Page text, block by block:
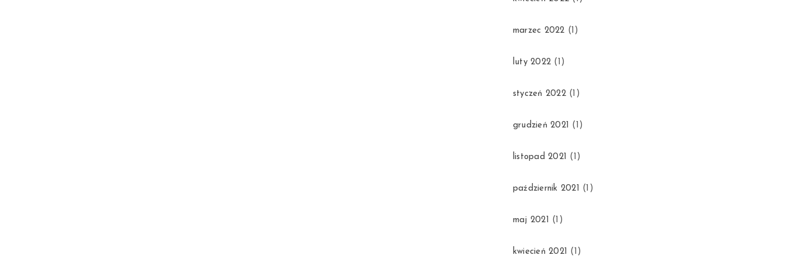
marzec 2022 (1)
luty 2022 (1)
styczeń 2022(1)
grudzień 2021 (1)
listopad 2021 (1)
październik 2021 (1)
maj 2021 (1)
kwiecień 2021 (1)